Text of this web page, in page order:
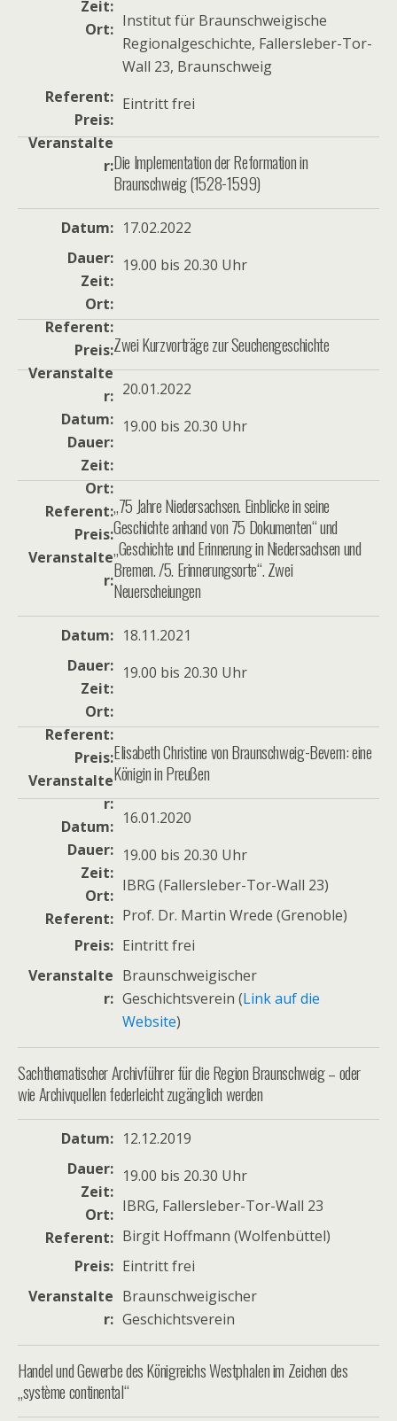
Zeit
Ort
Institut für Braunschweigische
Regionalgeschichte, Fallersleber-Tor-
Wall 23, Braunschweig
Referent
Preis
Eintritt frei
Veranstalte
r Die Implementation der Reformation in
Braunschweig (1528-1599)
Datum
17.02.2022
Dauer
Zeit
19.00 bis 20.30 Uhr
Ort
Referent
Preis
Veranstalte
r
Zwei Kurzvorträge zur Seuchengeschichte
Datum
20.01.2022
Dauer
Zeit
19.00 bis 20.30 Uhr
Ort
Referent
Preis
Veranstalte
r
„75 Jahre Niedersachsen. Einblicke in seine
Geschichte anhand von 75 Dokumenten“ und
„Geschichte und Erinnerung in Niedersachsen und
Bremen. /5. Erinnerungsorte“. Zwei
Neuerscheiungen
Datum
18.11.2021
Dauer
Zeit
19.00 bis 20.30 Uhr
Ort
Referent
Preis
Veranstalte
r
Elisabeth Christine von Braunschweig-Bevern: eine
Königin in Preußen
Datum
16.01.2020
Dauer
Zeit
19.00 bis 20.30 Uhr
Ort
IBRG (Fallersleber-Tor-Wall 23)
Referent
Prof. Dr. Martin Wrede (Grenoble)
Preis
Eintritt frei
Veranstalte
r
Braunschweigischer
Geschichtsverein (Link auf die
Website)
Sachthematischer Archivführer für die Region Braunschweig – oder
wie Archivquellen federleicht zugänglich werden
Datum
12.12.2019
Dauer
Zeit
19.00 bis 20.30 Uhr
Ort
IBRG, Fallersleber-Tor-Wall 23
Referent
Birgit Hoffmann (Wolfenbüttel)
Preis
Eintritt frei
Veranstalte
r
Braunschweigischer
Geschichtsverein
Handel und Gewerbe des Königreichs Westphalen im Zeichen des
„système continental“